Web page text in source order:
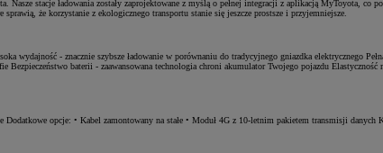
stacje ładowania zostały zaprojektowane z myślą o pełnej integracji z aplikacją MyToyota, co
że korzystanie z ekologicznego transportu stanie się jeszcze prostsze i przyjemniejsze.
wydajność - znacznie szybsze ładowanie w porównaniu do tradycyjnego gniazdka elektrycznego
baterii - zaawansowana technologia chroni akumulator Twojego pojazdu
opcje: • Kabel zamontowany na stałe • Moduł 4G z 10-letnim pakietem transmisji